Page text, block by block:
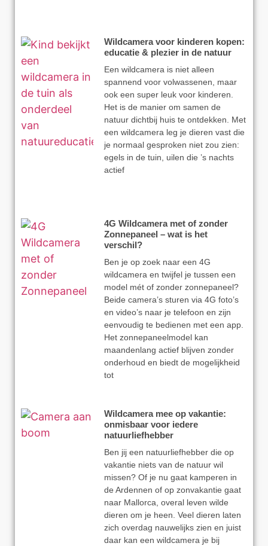
Wildcamera voor kinderen kopen:
educatie & plezier in de natuur
Een wildcamera is niet alleen
spannend voor volwassenen, maar
ook een super leuk voor kinderen.
Het is de manier om samen de
natuur dichtbij huis te ontdekken. Met
een wildcamera leg je dieren vast die
je normaal gesproken niet zou zien:
egels in de tuin, uilen die ’s nachts
actief
4G Wildcamera met of zonder
Zonnepaneel – wat is het
verschil?
Ben je op zoek naar een 4G
wildcamera en twijfel je tussen een
model mét of zonder zonnepaneel?
Beide camera’s sturen via 4G foto’s
en video’s naar je telefoon en zijn
eenvoudig te bedienen met een app.
Het zonnepaneelmodel kan
maandenlang actief blijven zonder
onderhoud en biedt de mogelijkheid
tot
Wildcamera mee op vakantie:
onmisbaar voor iedere
natuurliefhebber
Ben jij een natuurliefhebber die op
vakantie niets van de natuur wil
missen? Of je nu gaat kamperen in
de Ardennen of op zonvakantie gaat
naar Mallorca, overal leven wilde
dieren om je heen. Veel dieren laten
zich overdag nauwelijks zien en juist
daar kan een wildcamera je bij